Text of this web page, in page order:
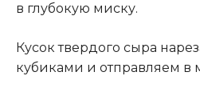
в глубокую миску.
Кусок твердого сыра
кубиками и отправляем в